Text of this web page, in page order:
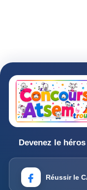
Devenez le
Réussir le